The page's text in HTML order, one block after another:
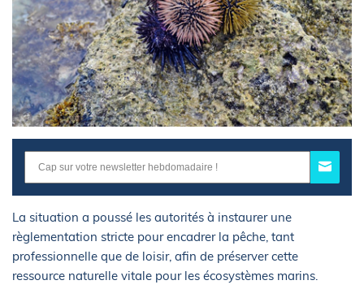
La situation a poussé les autorités à instaurer une
règlementation stricte pour encadrer la pêche, tant
professionnelle que de loisir, afin de préserver cette
ressource naturelle vitale pour les écosystèmes marins.